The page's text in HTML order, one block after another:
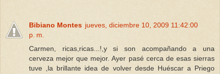
Bibiano Montes jueves, diciembre 10, 2009 11:42:00
p. m.
Carmen, ricas,ricas...!,y si son acompañando a una
cerveza mejor que mejor. Ayer pasé cerca de esas sierras
tuve ,la brillante idea de volver desde Huéscar a Priego